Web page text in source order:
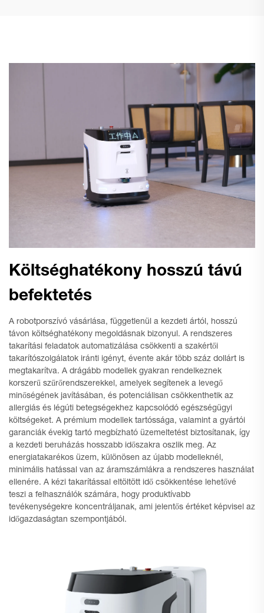
Költséghatékony hosszú távú
befektetés
A robotporszívó vásárlása, függetlenül a kezdeti ártól, hosszú
távon költséghatékony megoldásnak bizonyul. A rendszeres
takarítási feladatok automatizálása csökkenti a szakértői
takarítószolgálatok iránti igényt, évente akár több száz dollárt is
megtakarítva. A drágább modellek gyakran rendelkeznek
korszerű szűrőrendszerekkel, amelyek segítenek a levegő
minőségének javításában, és potenciálisan csökkenthetik az
allergiás és légúti betegségekhez kapcsolódó egészségügyi
költségeket. A prémium modellek tartóssága, valamint a gyártói
garanciák évekig tartó megbízható üzemeltetést biztosítanak, így
a kezdeti beruházás hosszabb időszakra oszlik meg. Az
energiatakarékos üzem, különösen az újabb modelleknél,
minimális hatással van az áramszámlákra a rendszeres használat
ellenére. A kézi takarítással eltöltött idő csökkentése lehetővé
teszi a felhasználók számára, hogy produktívabb
tevékenységekre koncentráljanak, ami jelentős értéket képvisel az
időgazdaságtan szempontjából.